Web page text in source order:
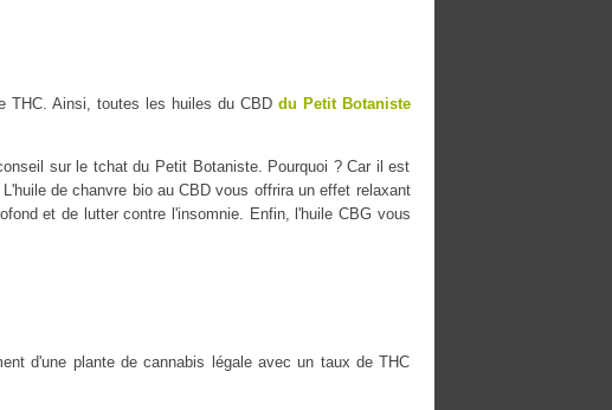
THC. Ainsi, toutes les huiles du CBD du Petit Botaniste
sur le tchat du Petit Botaniste. Pourquoi ? Car il est
de chanvre bio au CBD vous offrira un effet relaxant
et de lutter contre l'insomnie. Enfin, l'huile CBG vous
d'une plante de cannabis légale avec un taux de THC